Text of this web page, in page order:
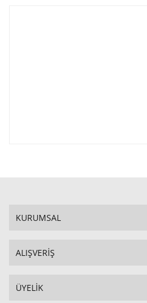
KURUMSAL
ALIŞVERİŞ
ÜYELİK